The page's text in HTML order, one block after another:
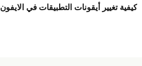
كيفية تغيير أيقونات التطبيقات في الايفون